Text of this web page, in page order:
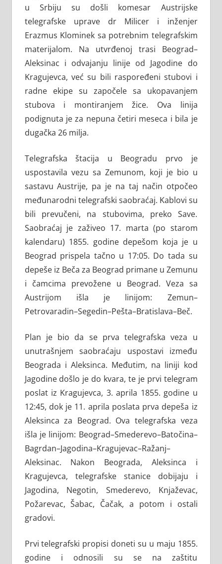
u Srbiju su došli komesar Austrijske
telegrafske uprave dr Milicer i inženjer
Erazmus Klominek sa potrebnim telegrafskim
materijalom. Na utvrđenoj trasi Beograd–
Aleksinac i odvajanju linije od Jagodine do
Kragujevca, već su bili raspoređeni stubovi i
radne ekipe su započele sa ukopavanjem
stubova i montiranjem žice. Ova linija
podignuta je za nepuna četiri meseca i bila je
dugačka 26 milja.
Telegrafska štacija u Beogradu prvo je
uspostavila vezu sa Zemunom, koji je bio u
sastavu Austrije, pa je na taj način otpočeo
međunarodni telegrafski saobraćaj. Kablovi su
bili prevučeni, na stubovima, preko Save.
Saobraćaj je zaživeo 17. marta (po starom
kalendaru) 1855. godine depešom koja je u
Beograd prispela tačno u 17:05. Do tada su
depeše iz Beča za Beograd primane u Zemunu
i čamcima prevožene u Beograd. Veza sa
Austrijom išla je linijom: Zemun–
Petrovaradin–Segedin–Pešta–Bratislava–Beč.
Plan je bio da se prva telegrafska veza u
unutrašnjem saobraćaju uspostavi između
Beograda i Aleksinca. Međutim, na liniji kod
Jagodine došlo je do kvara, te je prvi telegram
poslat iz Kragujevca, 3. aprila 1855. godine u
12:45, dok je 11. aprila poslata prva depeša iz
Aleksinca za Beograd. Ova telegrafska veza
išla je linijom: Beograd–Smederevo–Batočina–
Bagrdan–Jagodina–Kragujevac–Ražanj–
Aleksinac. Nakon Beograda, Aleksinca i
Kragujevca, telegrafske stanice dobijaju i
Jagodina, Negotin, Smederevo, Knjaževac,
Požarevac, Šabac, Čačak, a potom i ostali
gradovi.
Prvi telegrafski propisi doneti su u maju 1855.
godine i odnosili su se na zaštitu